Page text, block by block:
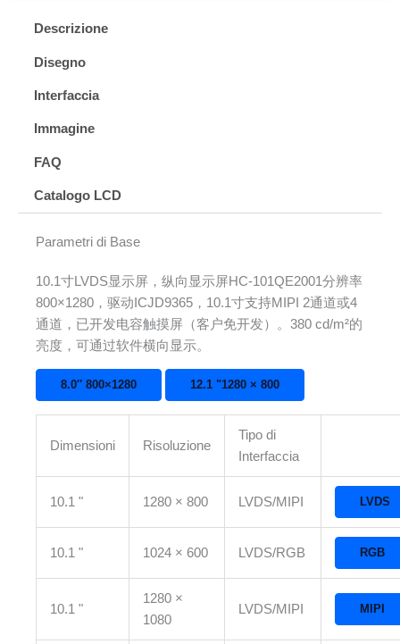
Descrizione
Disegno
Interfaccia
Immagine
FAQ
Catalogo LCD
Parametri di Base
10.1寸LVDS显示屏，纵向显示屏HC-101QE2001分辨率
800×1280，驱动ICJD9365，10.1寸支持MIPI 2通道或4
通道，已开发电容触摸屏（客户免开发）。380 cd/m²的
亮度，可通过软件横向显示。
8.0″ 800×1280 12.1 "1280 × 800
Dimensioni Risoluzione
Tipo di
Interfaccia
10.1 " 1280 × 800 LVDS/MIPI LVDS
10.1 " 1024 × 600 LVDS/RGB RGB
10.1 "
1280 ×
1080
LVDS/MIPI MIPI